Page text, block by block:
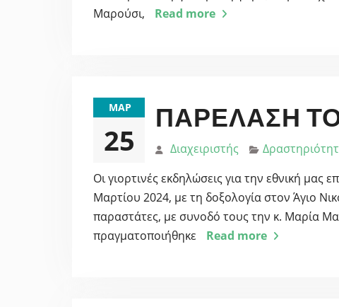
Μαρούσι,
Read more
ΜΑΡ
25
ΠΑΡΈΛΑΣΗ
Διαχειριστής
Οι γιορτινές εκδηλώσεις για την εθνική
Μαρτίου 2024, με τη δοξολογία στον Άγιο
παραστάτες, με συνοδό τους την κ. Μαρία
πραγματοποιήθηκε
Read more